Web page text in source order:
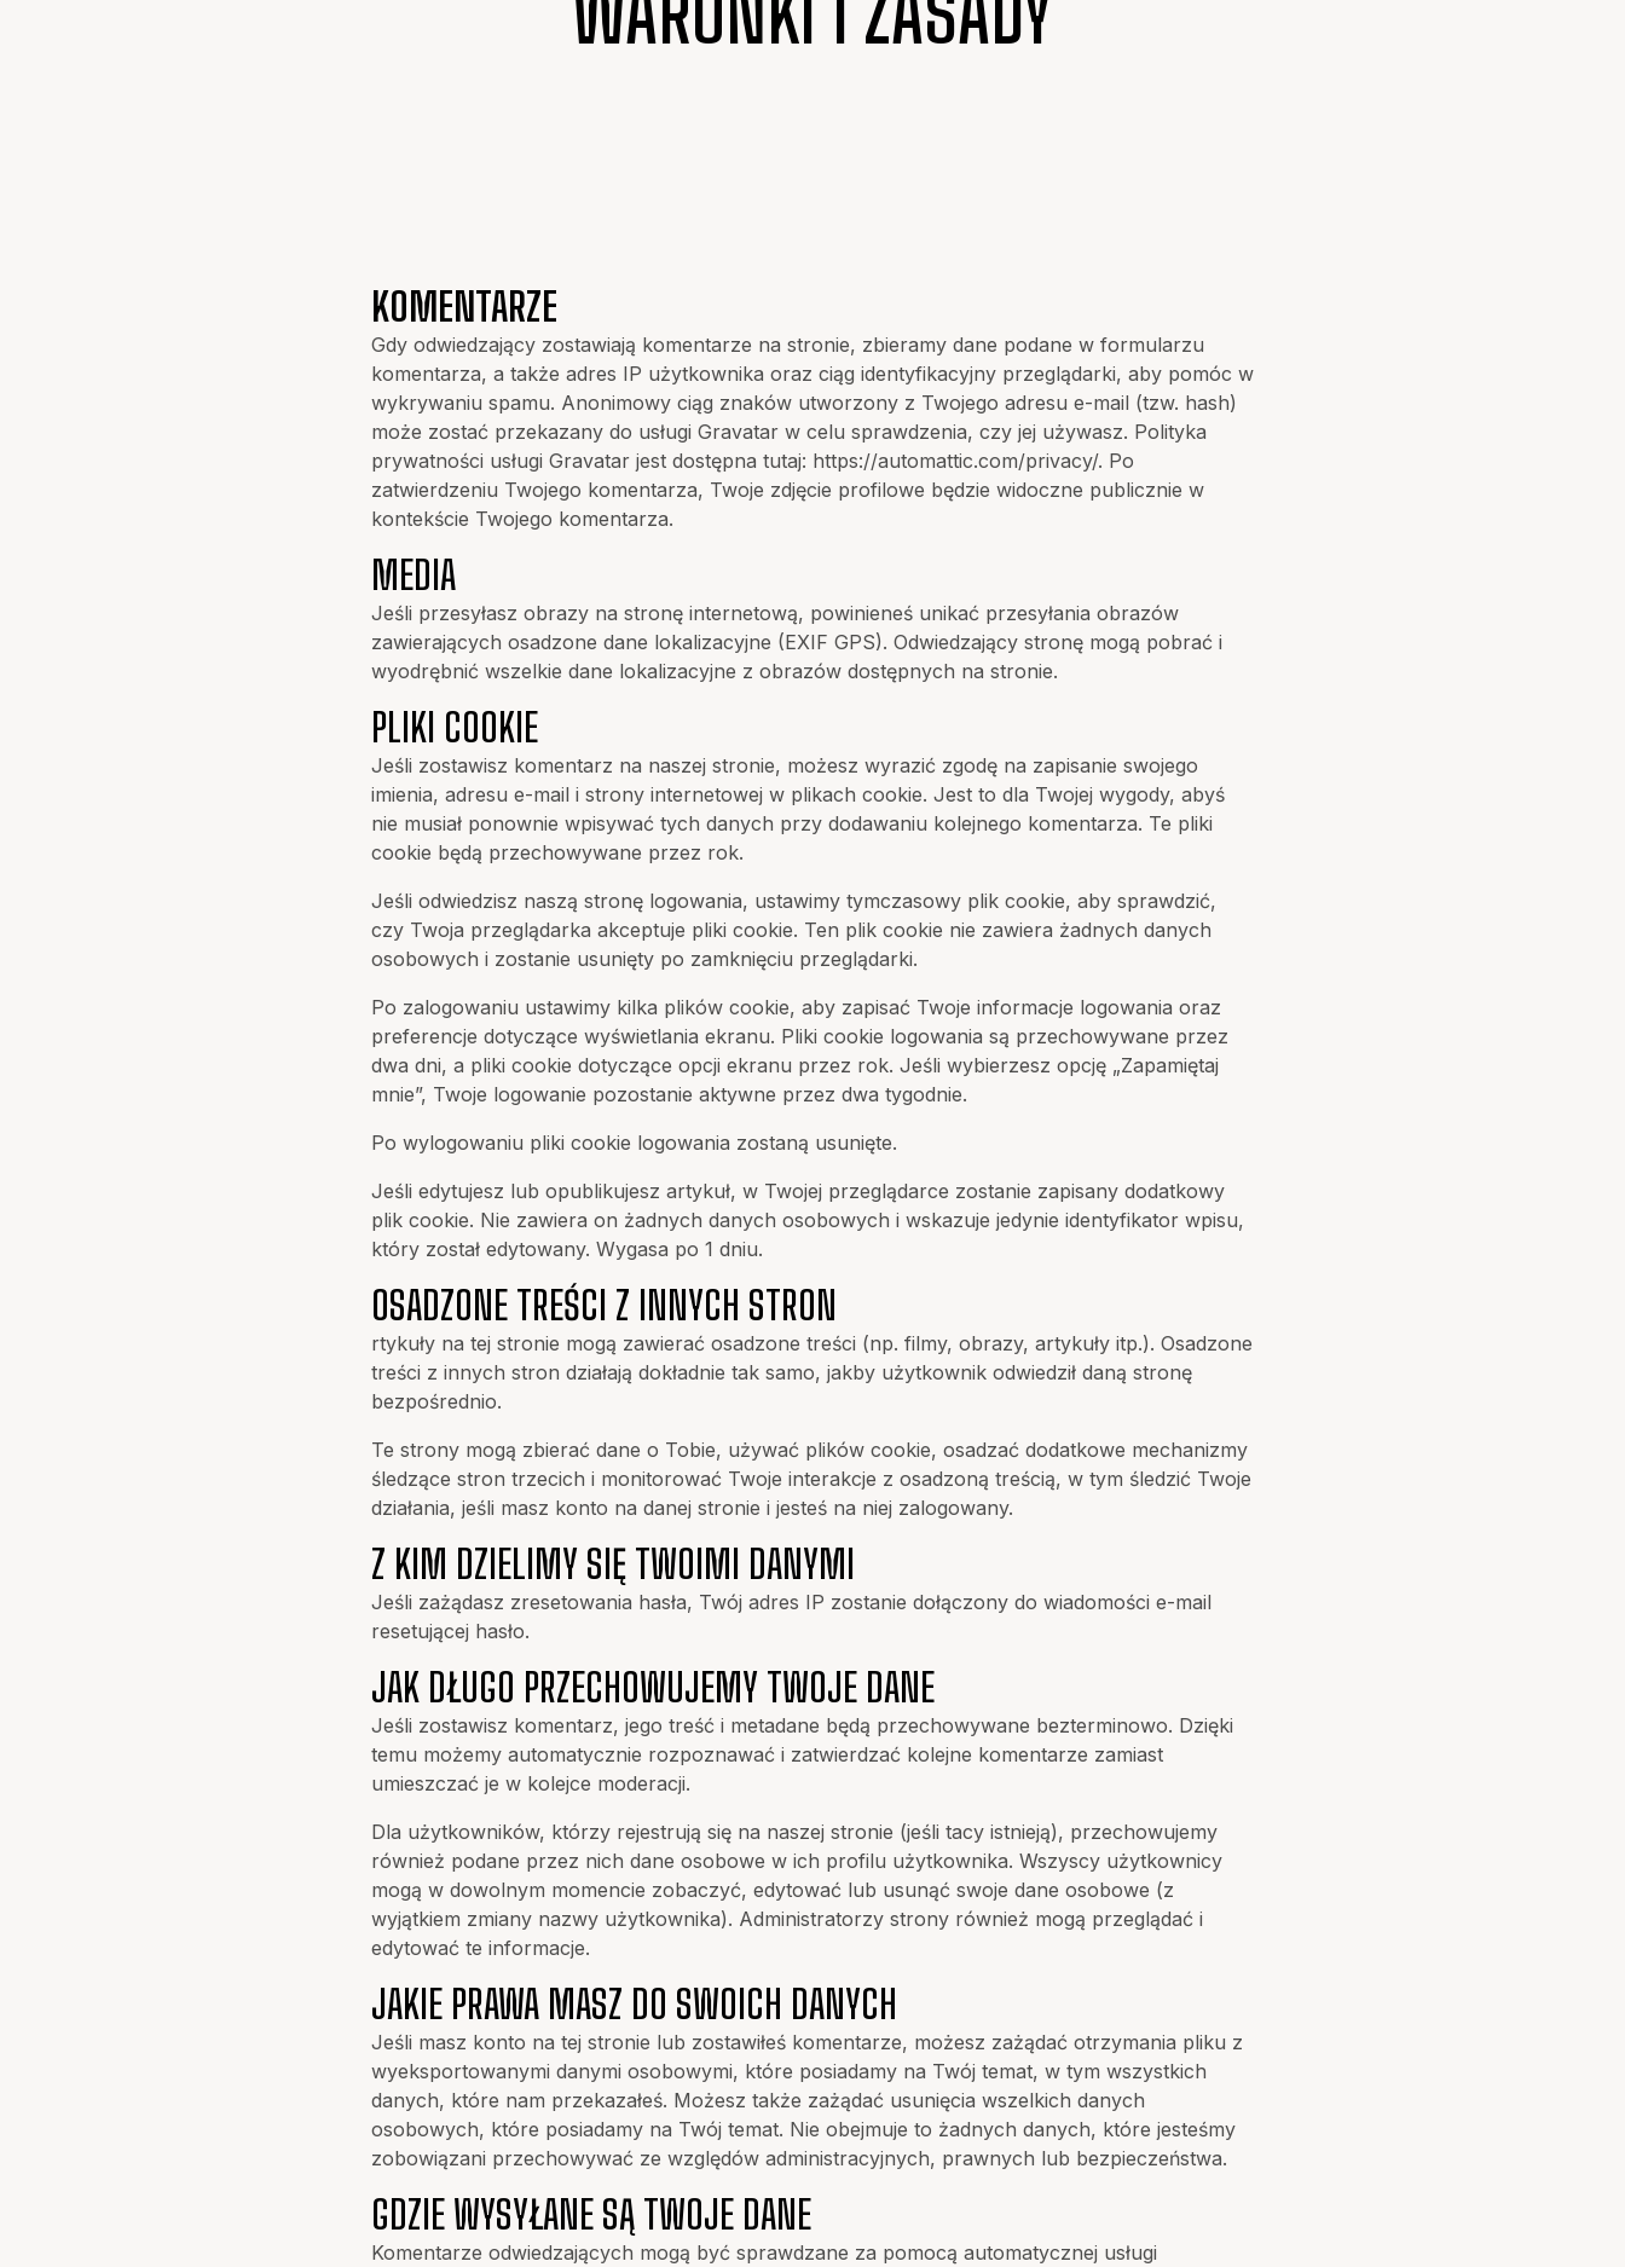
KOMENTARZE
Gdy odwiedzający zostawiają komentarze na stronie, zbieramy dane podane w formularzu
komentarza, a także adres IP użytkownika oraz ciąg identyfikacyjny przeglądarki, aby pomóc w
wykrywaniu spamu. Anonimowy ciąg znaków utworzony z Twojego adresu e-mail (tzw. hash)
może zostać przekazany do usługi Gravatar w celu sprawdzenia, czy jej używasz. Polityka
prywatności usługi Gravatar jest dostępna tutaj: https://automattic.com/privacy/. Po
zatwierdzeniu Twojego komentarza, Twoje zdjęcie profilowe będzie widoczne publicznie w
kontekście Twojego komentarza.
MEDIA
Jeśli przesyłasz obrazy na stronę internetową, powinieneś unikać przesyłania obrazów
zawierających osadzone dane lokalizacyjne (EXIF GPS). Odwiedzający stronę mogą pobrać i
wyodrębnić wszelkie dane lokalizacyjne z obrazów dostępnych na stronie.
PLIKI COOKIE
Jeśli zostawisz komentarz na naszej stronie, możesz wyrazić zgodę na zapisanie swojego
imienia, adresu e-mail i strony internetowej w plikach cookie. Jest to dla Twojej wygody, abyś
nie musiał ponownie wpisywać tych danych przy dodawaniu kolejnego komentarza. Te pliki
cookie będą przechowywane przez rok.
Jeśli odwiedzisz naszą stronę logowania, ustawimy tymczasowy plik cookie, aby sprawdzić,
czy Twoja przeglądarka akceptuje pliki cookie. Ten plik cookie nie zawiera żadnych danych
osobowych i zostanie usunięty po zamknięciu przeglądarki.
Po zalogowaniu ustawimy kilka plików cookie, aby zapisać Twoje informacje logowania oraz
preferencje dotyczące wyświetlania ekranu. Pliki cookie logowania są przechowywane przez
dwa dni, a pliki cookie dotyczące opcji ekranu przez rok. Jeśli wybierzesz opcję „Zapamiętaj
mnie”, Twoje logowanie pozostanie aktywne przez dwa tygodnie.
Po wylogowaniu pliki cookie logowania zostaną usunięte.
Jeśli edytujesz lub opublikujesz artykuł, w Twojej przeglądarce zostanie zapisany dodatkowy
plik cookie. Nie zawiera on żadnych danych osobowych i wskazuje jedynie identyfikator wpisu,
który został edytowany. Wygasa po 1 dniu.
OSADZONE TREŚCI Z INNYCH STRON
rtykuły na tej stronie mogą zawierać osadzone treści (np. filmy, obrazy, artykuły itp.). Osadzone
treści z innych stron działają dokładnie tak samo, jakby użytkownik odwiedził daną stronę
bezpośrednio.
Te strony mogą zbierać dane o Tobie, używać plików cookie, osadzać dodatkowe mechanizmy
śledzące stron trzecich i monitorować Twoje interakcje z osadzoną treścią, w tym śledzić Twoje
działania, jeśli masz konto na danej stronie i jesteś na niej zalogowany.
Z KIM DZIELIMY SIĘ TWOIMI DANYMI
Jeśli zażądasz zresetowania hasła, Twój adres IP zostanie dołączony do wiadomości e-mail
resetującej hasło.
JAK DŁUGO PRZECHOWUJEMY TWOJE DANE
Jeśli zostawisz komentarz, jego treść i metadane będą przechowywane bezterminowo. Dzięki
temu możemy automatycznie rozpoznawać i zatwierdzać kolejne komentarze zamiast
umieszczać je w kolejce moderacji.
Dla użytkowników, którzy rejestrują się na naszej stronie (jeśli tacy istnieją), przechowujemy
również podane przez nich dane osobowe w ich profilu użytkownika. Wszyscy użytkownicy
mogą w dowolnym momencie zobaczyć, edytować lub usunąć swoje dane osobowe (z
wyjątkiem zmiany nazwy użytkownika). Administratorzy strony również mogą przeglądać i
edytować te informacje.
JAKIE PRAWA MASZ DO SWOICH DANYCH
Jeśli masz konto na tej stronie lub zostawiłeś komentarze, możesz zażądać otrzymania pliku z
wyeksportowanymi danymi osobowymi, które posiadamy na Twój temat, w tym wszystkich
danych, które nam przekazałeś. Możesz także zażądać usunięcia wszelkich danych
osobowych, które posiadamy na Twój temat. Nie obejmuje to żadnych danych, które jesteśmy
zobowiązani przechowywać ze względów administracyjnych, prawnych lub bezpieczeństwa.
GDZIE WYSYŁANE SĄ TWOJE DANE
Komentarze odwiedzających mogą być sprawdzane za pomocą automatycznej usługi